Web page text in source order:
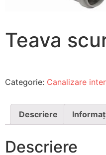
Teava
Categorie: Canalizare
Descriere
Descriere